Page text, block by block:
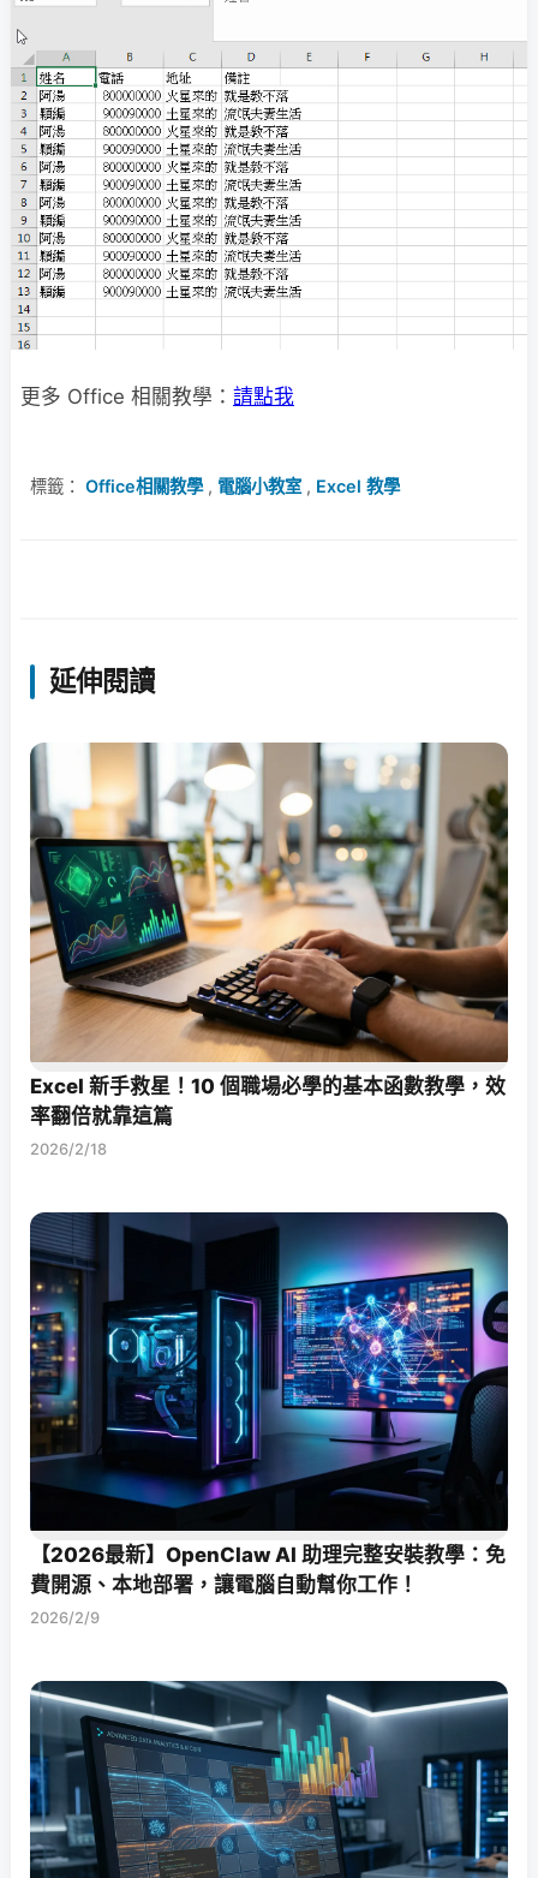
更多 Office 相關教學： 請點我
標籤： Office相關教學, 電腦小教室 , Excel 教學
延伸閱讀
Excel 新手救星！10 個職場必學的基本函數教學，效
率翻倍就靠這篇
2026/2/18
【2026最新】OpenClaw AI 助理完整安裝教學：免
費開源、本地部署，讓電腦自動幫你工作！
2026/2/9